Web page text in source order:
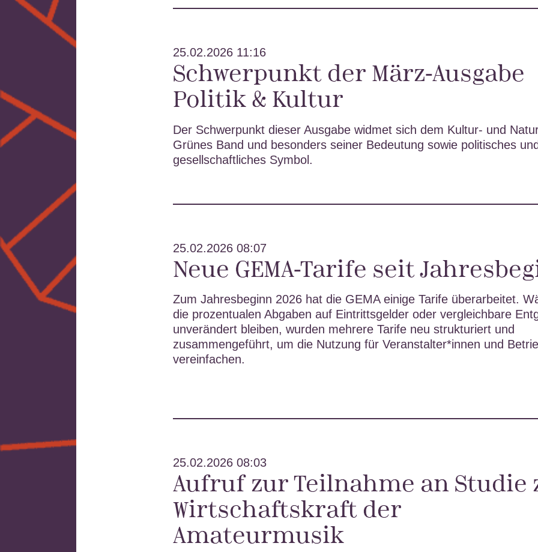
25.02.2026 11:16
Schwerpunkt der März-Ausgabe
Politik & Kultur
Der Schwerpunkt dieser Ausgabe widmet sich dem Kultur- und
Grünes Band und besonders seiner Bedeutung sowie politisches
gesellschaftliches Symbol.
25.02.2026 08:07
Neue GEMA-Tarife seit
Zum Jahresbeginn 2026 hat die GEMA einige Tarife überarbeitet.
die prozentualen Abgaben auf Eintrittsgelder oder vergleichbare
unverändert bleiben, wurden mehrere Tarife neu strukturiert und
zusammengeführt, um die Nutzung für Veranstalter*innen und
vereinfachen.
25.02.2026 08:03
Aufruf zur Teilnahme an Studie
Wirtschaftskraft der
Amateurmusik